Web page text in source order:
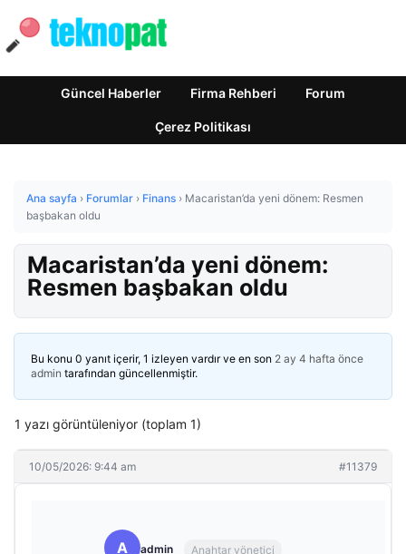
Güncel Haberler Firma Rehberi Forum
Çerez Politikası
Ana sayfa › Forumlar › Finans › Macaristan’da yeni dönem: Resmen
başbakan oldu
Macaristan’da yeni dönem:
Resmen başbakan oldu
Bu konu 0 yanıt içerir, 1 izleyen vardır ve en son 2 ay 4 hafta önce
admin tarafından güncellenmiştir.
1 yazı görüntüleniyor (toplam 1)
10/05/2026: 9:44 am #11379
A admin Anahtar yönetici